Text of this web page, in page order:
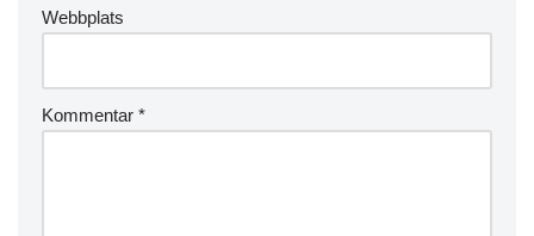
Webbplats
Kommentar *